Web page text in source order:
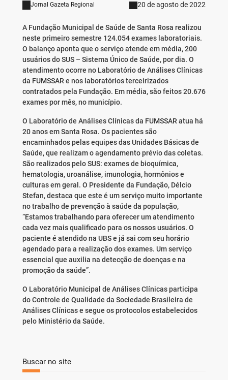
Jornal Gazeta Regional 20 de agosto de 2022
A Fundação Municipal de Saúde de Santa Rosa realizou
neste primeiro semestre 124.054 exames laboratoriais.
O balanço aponta que o serviço atende em média, 200
usuários do SUS – Sistema Único de Saúde, por dia. O
atendimento ocorre no Laboratório de Análises Clínicas
da FUMSSAR e nos laboratórios terceirizados
contratados pela Fundação. Em média, são feitos 20.676
exames por mês, no município.
O Laboratório de Análises Clínicas da FUMSSAR atua há
20 anos em Santa Rosa. Os pacientes são
encaminhados pelas equipes das Unidades Básicas de
Saúde, que realizam o agendamento prévio das coletas.
São realizados pelo SUS: exames de bioquímica,
hematologia, uroanálise, imunologia, hormônios e
culturas em geral. O Presidente da Fundação, Délcio
Stefan, destaca que este é um serviço muito importante
no trabalho de prevenção à saúde da população,
“Estamos trabalhando para oferecer um atendimento
cada vez mais qualificado para os nossos usuários. O
paciente é atendido na UBS e já sai com seu horário
agendado para a realização dos exames. Um serviço
essencial que auxilia na detecção de doenças e na
promoção da saúde”.
O Laboratório Municipal de Análises Clínicas participa
do Controle de Qualidade da Sociedade Brasileira de
Análises Clínicas e segue os protocolos estabelecidos
pelo Ministério da Saúde.
Buscar no site